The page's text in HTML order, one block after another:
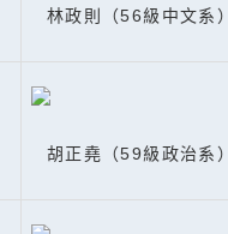
林政則（56級中文系）
胡正堯（59級政治系）